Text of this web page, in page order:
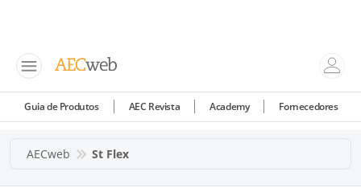
Guia de Produtos AEC Revista Academy Fornecedores
AECweb St Flex